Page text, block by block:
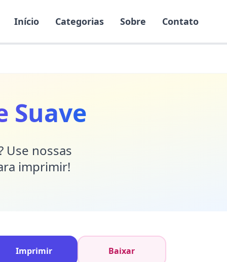
Início Categorias Sobre Contato
Suave
Use nossas
imprimir!
Imprimir Baixar